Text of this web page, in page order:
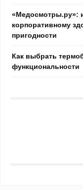
«Медосмотры.ру»:
корпоративному
пригодности
Как выбрать
функциональности